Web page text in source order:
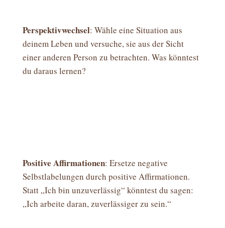
Perspektivwechsel: Wähle eine Situation aus
deinem Leben und versuche, sie aus der Sicht
einer anderen Person zu betrachten. Was könntest
du daraus lernen?
Positive Affirmationen: Ersetze negative
Selbstlabelungen durch positive Affirmationen.
Statt „Ich bin unzuverlässig“ könntest du sagen:
„Ich arbeite daran, zuverlässiger zu sein.“